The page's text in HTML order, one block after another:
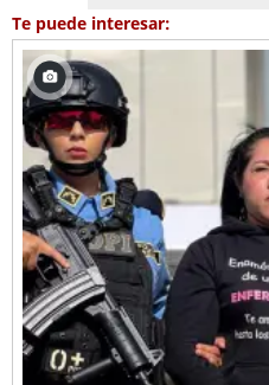
Te puede interesar: